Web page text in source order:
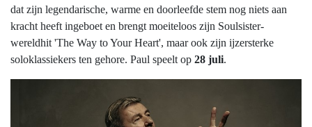
dat zijn legendarische, warme en doorleefde stem nog niets aan
kracht heeft ingeboet en brengt moeiteloos zijn Soulsister-
wereldhit 'The Way to Your Heart', maar ook zijn ijzersterke
soloklassiekers ten gehore. Paul speelt op 28 juli.